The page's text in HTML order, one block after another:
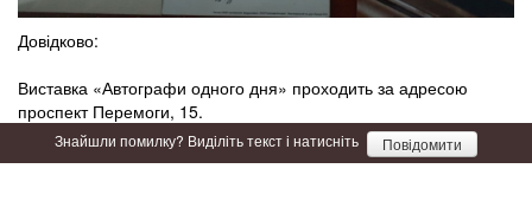
Довідково:
Виставка «Автографи одного дня» проходить за адресою
проспект Перемоги, 15.
Знайшли помилку? Виділіть текст і натисніть Повідомити